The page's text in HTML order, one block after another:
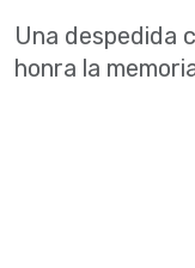
Una despedida
honra la